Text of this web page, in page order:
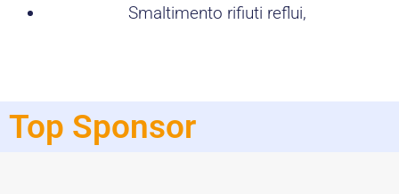
Smaltimento rifiuti reflui,
Top Sponsor